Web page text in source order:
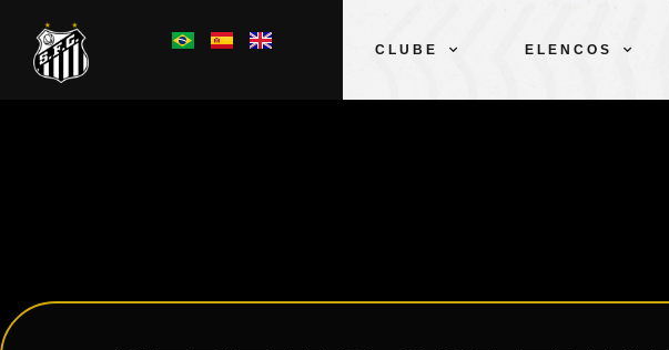
CLUBE ELENCOS